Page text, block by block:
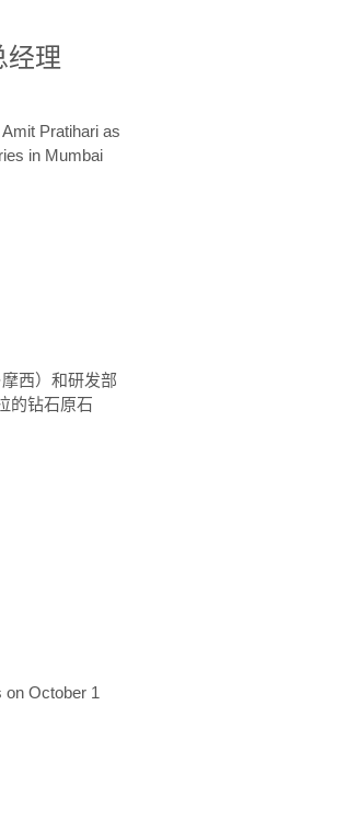
经理
Pratihari as
in Mumbai
西）和研发部
的钻石原石
October 1